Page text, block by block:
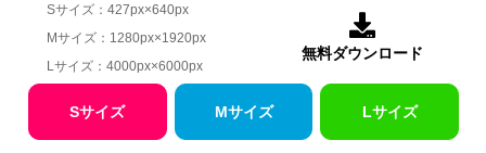
Sサイズ：427px×640px
Mサイズ：1280px×1920px
Lサイズ：4000px×6000px

無料ダウンロード
Sサイズ Mサイズ Lサイズ